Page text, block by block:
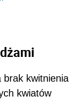
brak kwitnienia
kwiatów